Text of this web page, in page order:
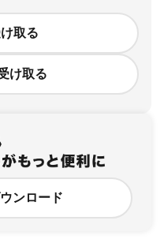
取る
け取る
ンロード